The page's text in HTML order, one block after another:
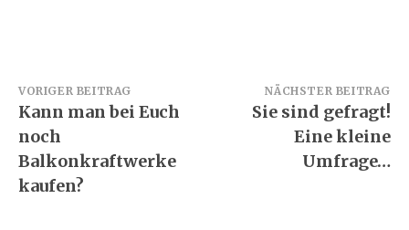
Beitragsnavigation
VORIGER BEITRAG
Kann man bei Euch
noch
Balkonkraftwerke
kaufen?
NÄCHSTER BEITRAG
Sie sind gefragt!
Eine kleine
Umfrage…